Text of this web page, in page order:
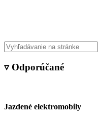
▿ Odporúčané
Jazdené elektromobily